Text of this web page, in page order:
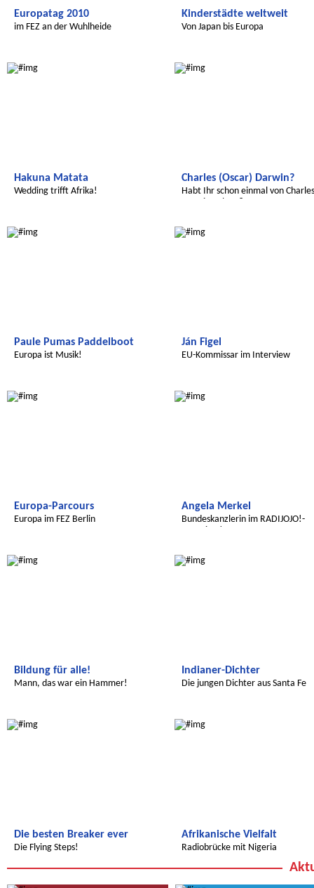
Europatag 2010
im FEZ an der Wuhlheide
Kinderstädte weltweit
Von Japan bis Europa
Hakuna Matata
Wedding trifft Afrika!
Charles (Oscar) Darwin?
Habt Ihr schon einmal von Charles
Paule Pumas Paddelboot
Europa ist Musik!
Ján Figel
EU-Kommissar im Interview
Europa-Parcours
Europa im FEZ Berlin
Angela Merkel
Bundeskanzlerin im RADIJOJO!-
Bildung für alle!
Mann, das war ein Hammer!
Indianer-Dichter
Die jungen Dichter aus Santa Fe
Die besten Breaker ever
Die Flying Steps!
Afrikanische Vielfalt
Radiobrücke mit Nigeria